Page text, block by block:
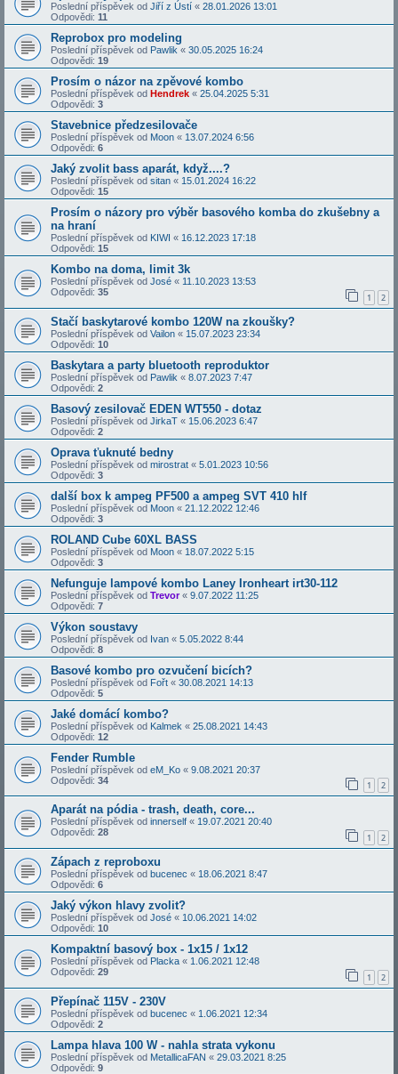
Poslední příspěvek od Jiří z Ústí « 28.01.2026 13:01
Odpovědi: 11
Reprobox pro modeling
Poslední příspěvek od Pawlik « 30.05.2025 16:24
Odpovědi: 19
Prosím o názor na zpěvové kombo
Poslední příspěvek od Hendrek « 25.04.2025 5:31
Odpovědi: 3
Stavebnice předzesilovače
Poslední příspěvek od Moon « 13.07.2024 6:56
Odpovědi: 6
Jaký zvolit bass aparát, když....?
Poslední příspěvek od sitan « 15.01.2024 16:22
Odpovědi: 15
Prosím o názory pro výběr basového komba do zkušebny a
na hraní
Poslední příspěvek od KIWI « 16.12.2023 17:18
Odpovědi: 15
Kombo na doma, limit 3k
Poslední příspěvek od José « 11.10.2023 13:53
Odpovědi: 35 1 2
Stačí baskytarové kombo 120W na zkoušky?
Poslední příspěvek od Vailon « 15.07.2023 23:34
Odpovědi: 10
Baskytara a party bluetooth reproduktor
Poslední příspěvek od Pawlik « 8.07.2023 7:47
Odpovědi: 2
Basový zesilovač EDEN WT550 - dotaz
Poslední příspěvek od JirkaT « 15.06.2023 6:47
Odpovědi: 2
Oprava ťuknuté bedny
Poslední příspěvek od mirostrat « 5.01.2023 10:56
Odpovědi: 3
další box k ampeg PF500 a ampeg SVT 410 hlf
Poslední příspěvek od Moon « 21.12.2022 12:46
Odpovědi: 3
ROLAND Cube 60XL BASS
Poslední příspěvek od Moon « 18.07.2022 5:15
Odpovědi: 3
Nefunguje lampové kombo Laney Ironheart irt30-112
Poslední příspěvek od Trevor« 9.07.2022 11:25
Odpovědi: 7
Výkon soustavy
Poslední příspěvek od Ivan « 5.05.2022 8:44
Odpovědi: 8
Basové kombo pro ozvučení bicích?
Poslední příspěvek od Fořt « 30.08.2021 14:13
Odpovědi: 5
Jaké domácí kombo?
Poslední příspěvek od Kalmek « 25.08.2021 14:43
Odpovědi: 12
Fender Rumble
Poslední příspěvek od eM_Ko « 9.08.2021 20:37
Odpovědi: 34 1 2
Aparát na pódia - trash, death, core...
Poslední příspěvek od innerself « 19.07.2021 20:40
Odpovědi: 28 1 2
Zápach z reproboxu
Poslední příspěvek od bucenec « 18.06.2021 8:47
Odpovědi: 6
Jaký výkon hlavy zvolit?
Poslední příspěvek od José « 10.06.2021 14:02
Odpovědi: 10
Kompaktní basový box - 1x15 / 1x12
Poslední příspěvek od Placka « 1.06.2021 12:48
Odpovědi: 29 1 2
Přepínač 115V - 230V
Poslední příspěvek od bucenec « 1.06.2021 12:34
Odpovědi: 2
Lampa hlava 100 W - nahla strata vykonu
Poslední příspěvek od MetallicaFAN « 29.03.2021 8:25
Odpovědi: 9